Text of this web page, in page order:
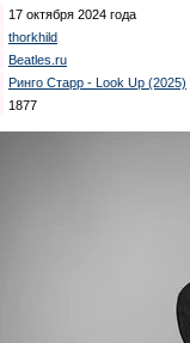
17 октября 2024 года
thorkhild
Beatles.ru
Ринго Старр - Look Up (2025)
1877